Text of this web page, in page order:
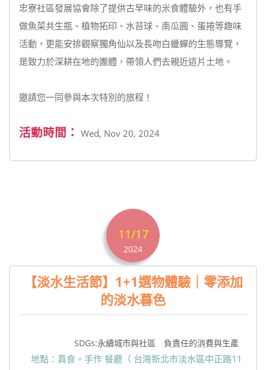
忠寮社區發展協會除了提供古早味的米食體驗外，也有手
做魚菜共生瓶、植物拓印、水苔球、南瓜圓、蛋捲等趣味
活動，更能安排觀察獨角仙以及長吻白蠟蟬的生態導覽，
是致力於深耕在地的團體，帶領人們去親近這片土地。
邀請您一同參與本次特別的旅程！
活動時間： Wed, Nov 20, 2024
11/17
2024
【淡水生活節】1+1選物體驗｜零添加
的淡水暮色
SDGs:永續城市與社區 負責任的消費與生產
地點：真食。手作 餐廳（ 台灣新北市淡水區中正路11